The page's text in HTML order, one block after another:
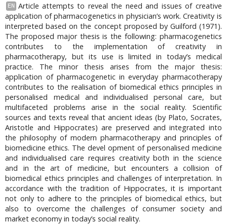
EN
Article attempts to reveal the need and issues of creative
application of pharmacogenetics in physician’s work. Creativity is
interpreted based on the concept proposed by Guilford (1971).
The proposed major thesis is the following: pharmacogenetics
contributes to the implementation of creativity in
pharmacotherapy, but its use is limited in today’s medical
practice. The minor thesis arises from the major thesis:
application of pharmacogenetic in everyday pharmacotherapy
contributes to the realisation of biomedical ethics principles in
personalised medical and individualised personal care, but
multifaceted problems arise in the social reality. Scientific
sources and texts reveal that ancient ideas (by Plato, Socrates,
Aristotle and Hippocrates) are preserved and integrated into
the philosophy of modern pharmacotherapy and principles of
biomedicine ethics. The devel opment of personalised medicine
and individualised care requires creativity both in the science
and in the art of medicine, but encounters a collision of
biomedical ethics principles and challenges of interpretation. In
accordance with the tradition of Hippocrates, it is important
not only to adhere to the principles of biomedical ethics, but
also to overcome the challenges of consumer society and
market economy in today’s social reality.